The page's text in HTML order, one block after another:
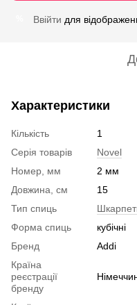
Ввійти для
Характеристики
Кількість
1
Серія товарів
Novel
Номер, мм
2 мм
Довжина, см
15
Тип спиць
Форма спиць
кубічні
Бренд
Addi
Країна
реєстрації
бренду